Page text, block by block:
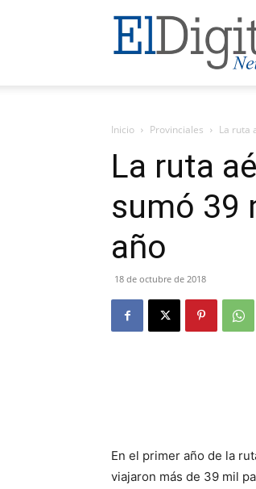
El
Digital
Neuquen
Inicio Provinciales La ruta
La ruta
sumó 39
año
18 de octubre de 2018
En el primer año de la
viajaron más de 39 mil